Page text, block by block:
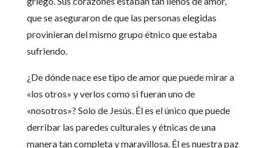
que se aseguraron de que las personas elegidas
provinieran del mismo grupo étnico que estaba
sufriendo.
¿De dónde nace ese tipo de amor que puede mirar a
«los otros» y verlos como si fueran uno de
«nosotros»? Solo de Jesús. Él es el único que puede
derribar las paredes culturales y étnicas de una
manera tan completa y maravillosa. Él es nuestra paz